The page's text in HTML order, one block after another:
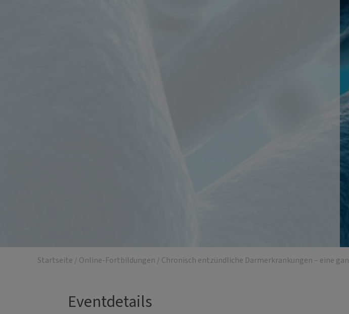
Startseite / Online-Fortbildungen / Chronisch entzündliche Darmerkrankungen – eine
Eventdetails